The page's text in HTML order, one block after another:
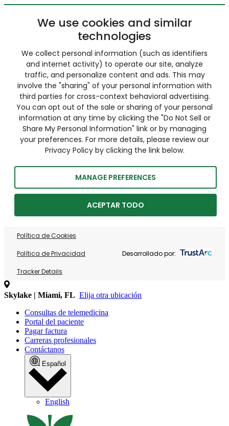
We use cookies and similar
technologies
We collect personal information (such as identifiers
and internet activity) to operate our site, analyze
traffic, and personalize content and ads. This may
involve the "sharing" of your personal information with
third parties for cross-context behavioral advertising.
You can opt out of the sale or sharing of your personal
information at any time by clicking the "Do Not Sell or
Share My Personal Information" link or by managing
your preferences. For more details, please review our
Privacy Policy by clicking the link below.
MANAGE PREFERENCES
ACEPTAR TODO
Política de Cookies
Política de Privacidad
Tracker Details
Desarrollado por:
Skylake | Miami, FL Elija otra ubicación
Consultas de telemedicina
Portal del paciente
Pagar factura
Carreras profesionales
Contáctanos
Español
English